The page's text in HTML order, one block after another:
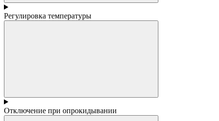
Регулировка температуры
Отключение при опрокидывании